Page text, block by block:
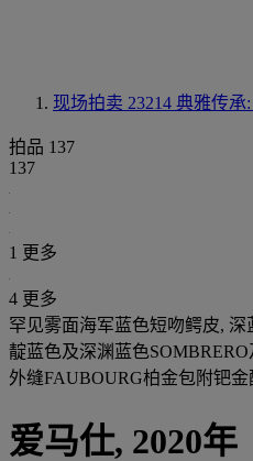
现场拍卖 23214 典雅传承
拍品 137
137
1 更多
4 更多
罕见雾面海军蓝色短吻鳄皮,
靛蓝色及深渊蓝色
外缝FAUBOURG柏金包附钯金
爱马仕, 2020年